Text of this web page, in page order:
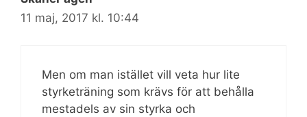
11 maj, 2017 kl. 10:44
Men om man istället vill veta hur lite
styrketräning som krävs för att behålla
mestadels av sin styrka och